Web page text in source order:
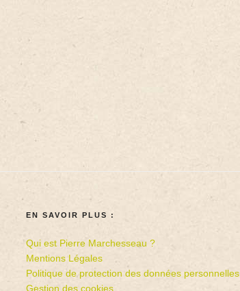
EN SAVOIR PLUS :
Qui est Pierre Marchesseau ?
Mentions Légales
Politique de protection des données personnelles
Gestion des cookies